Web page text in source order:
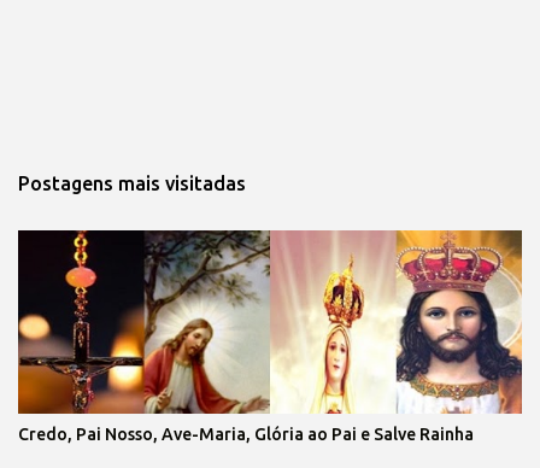
Postagens mais visitadas
Credo, Pai Nosso, Ave-Maria, Glória ao Pai e Salve Rainha